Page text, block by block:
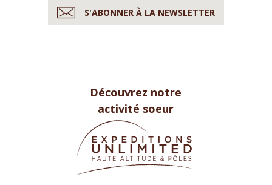
S'ABONNER À LA NEWSLETTER
Découvrez notre
activité soeur